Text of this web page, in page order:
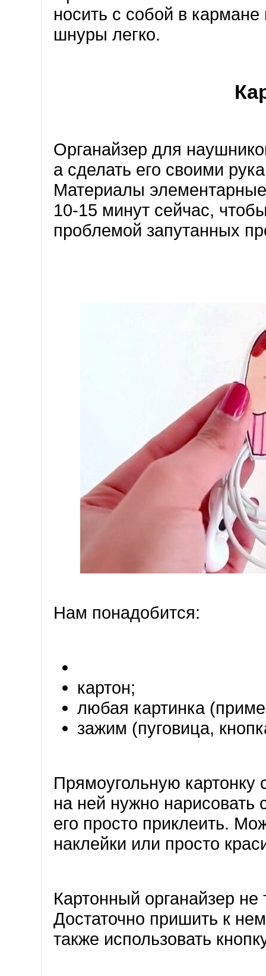
носить с собой в
шнуры легко.
Органайзер для
а сделать его своими
Материалы
10-15 минут сейчас,
проблемой запутанных
Нам понадобится:
картон;
любая картинка
зажим (пуговица,
Прямоугольную
на ней нужно нарисовать
его просто приклеить.
наклейки или просто
Картонный органайзер
Достаточно пришить к
также использовать